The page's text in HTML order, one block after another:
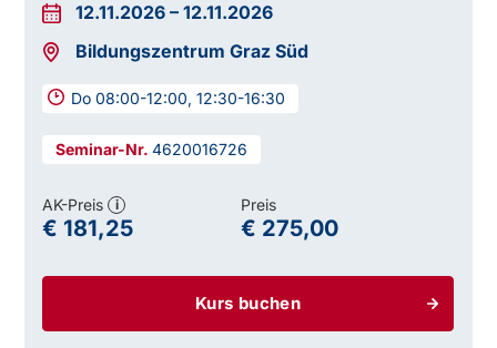
12.11.2026 –12.11.2026
Bildungszentrum Graz Süd
Do 08:00-12:00, 12:30-16:30
4620016726
Kurs buchen
AK-Preis i
€ 181,25
Preis
€ 275,00